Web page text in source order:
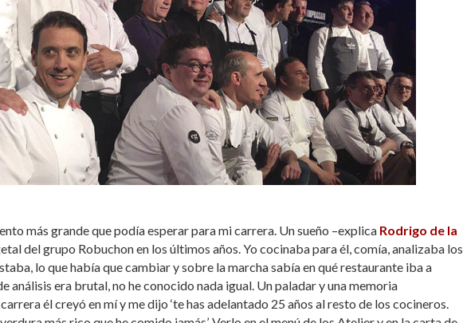
más grande que podía esperar para mi carrera. Un sueño –explica Rodrigo de la
del grupo Robuchon en los últimos años. Yo cocinaba para él, comía, analizaba los
lo que había que cambiar y sobre la marcha sabía en qué restaurante iba a
análisis era brutal, no he conocido nada igual. Un paladar y una memoria
él creyó en mí y me dijo ‘te has adelantado 25 años al resto de los cocineros.